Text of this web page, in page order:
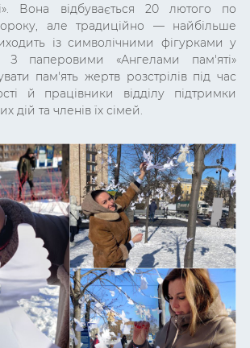
Вона відбувається 20 лютого по
але традиційно —найбільше
із символічними фігурками у
З паперовими «Ангелами пам'яті»
пам'ять жертв розстрілів під час
й працівники відділу підтримки
дій та членів їх сімей.